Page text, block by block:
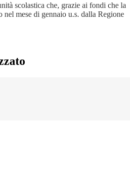
scolastica che, grazie ai fondi che la
nel mese di gennaio u.s. dalla Regione